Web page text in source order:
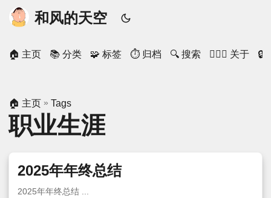
和风的天空
🏠 主页 📚 分类 🧩 标签 ⏱ 归档 🔍 搜索 🙋🏻‍♂️ 关于 🔒
🏠 主页 » Tags
职业生涯
2025年年终总结